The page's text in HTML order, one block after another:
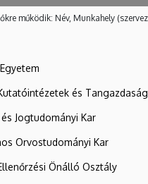
működik: Név, Munkahely
és Tangazdaság
Jogtudományi Kar
Orvostudományi Kar
Önálló Osztály